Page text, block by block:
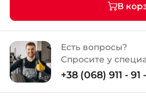
В
Есть вопросы?
Спросите у
+38 (068) 911 - 91